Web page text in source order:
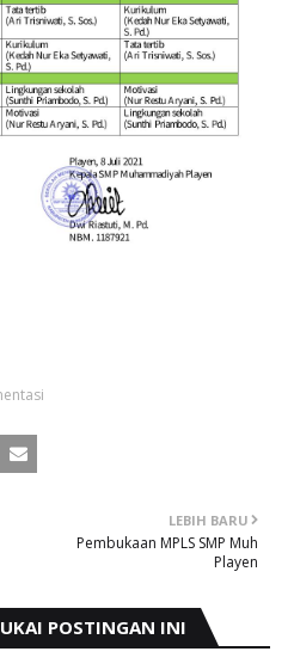
LEBIH BARU
Pembukaan MPLS SMP Muh
Playen
POSTINGAN INI